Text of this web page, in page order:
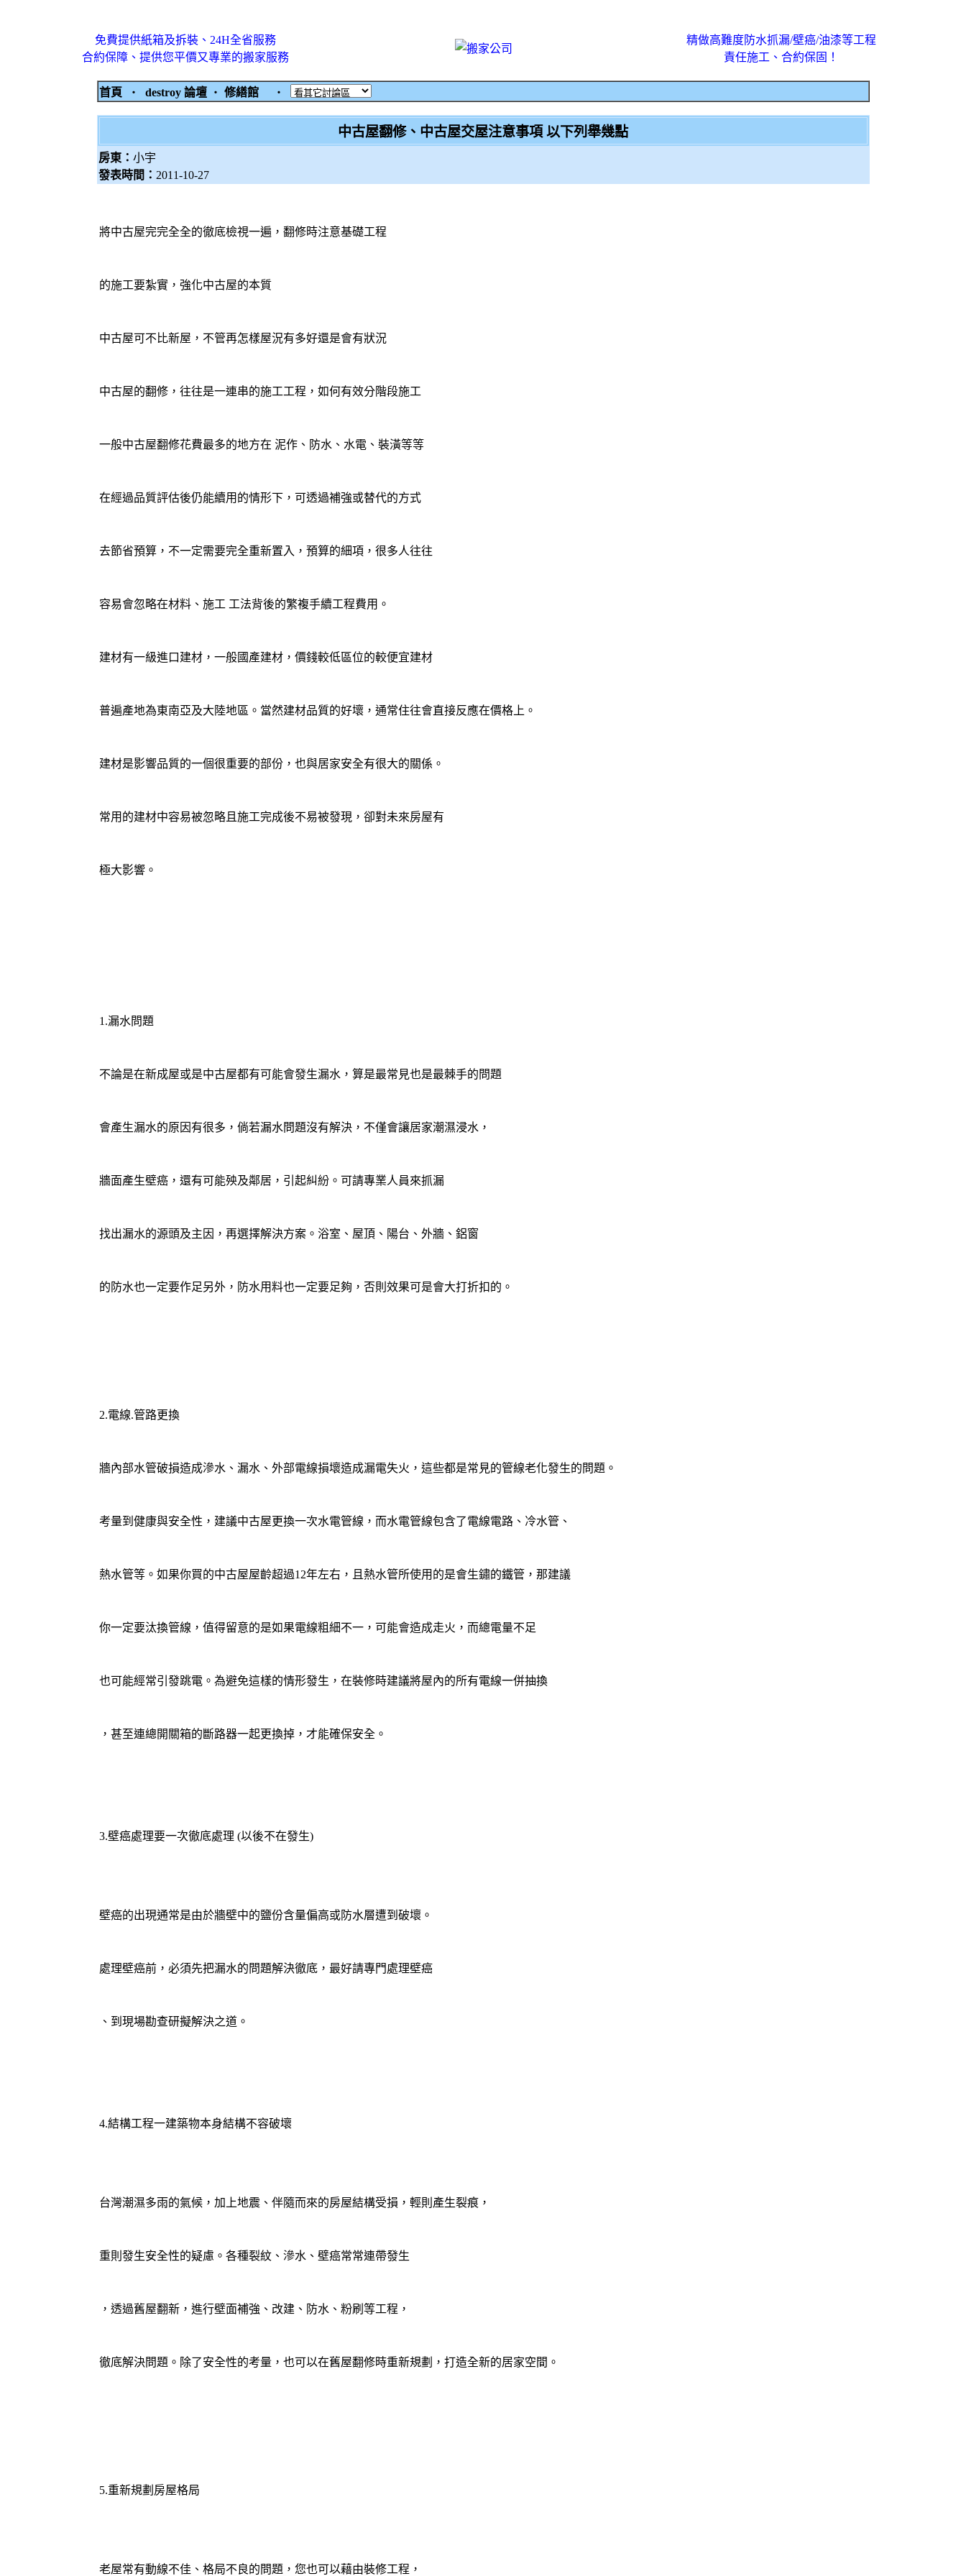
免費提供紙箱及拆裝、24H全省服務
合約保障、提供您平價又專業的搬家服務
精做高難度防水抓漏/壁癌/油漆等工程
責任施工、合約保固！
首頁 ‧ destroy 論壇 ‧ 修繕館 ‧
中古屋翻修、中古屋交屋注意事項 以下列舉幾點
房東： 小宇
發表時間： 2011-10-27
將中古屋完完全全的徹底檢視一遍，翻修時注意基礎工程
的施工要紮實，強化中古屋的本質
中古屋可不比新屋，不管再怎樣屋況有多好還是會有狀況
中古屋的翻修，往往是一連串的施工工程，如何有效分階段施工
一般中古屋翻修花費最多的地方在 泥作、 防水 、水電、 裝潢等等
在經過品質評估後仍能續用的情形下，可透過補強或替代的方式
去節省預算，不一定需要完全重新置入，預算的細項，很多人往往
容易會忽略在材料、施工 工法背後的繁複手續工程費用。
建材有一級進口建材，一般國產建材，價錢較低區位的較便宜建材
普遍產地為東南亞及大陸地區。當然建材品質的好壞，通常住往會直接反應在價格上。
建材是影響品質的一個很重要的部份，也與居家安全有很大的關係。
常用的建材中容易被忽略且施工完成後不易被發現，卻對未來房屋有
極大影響。
1.漏水問題
不論是在新成屋或是中古屋都有可能會發生漏水，算是最常見也是最棘手的問題
會產生漏水的原因有很多，倘若漏水問題沒有解決，不僅會讓居家潮濕浸水，
牆面產生壁癌，還有可能殃及鄰居，引起糾紛。可請專業人員來抓漏
找出漏水的源頭及主因，再選擇解決方案。浴室、屋頂、陽台、外牆、鋁窗
的 防水也一定要作足另外， 防水用料也一定要足夠，否則效果可是會大打折扣的。
2.電線.管路更換
牆內部水管破損造成滲水、漏水、外部電線損壞造成漏電失火，這些都是常見的管線老化發生的問題。
考量到健康與安全性，建議中古屋更換一次水電管線，而水電管線包含了電線電路、冷水管、
熱水管等。如果你買的中古屋屋齡超過12年左右，且熱水管所使用的是會生鏽的鐵管，那建議
你一定要汰換管線，值得留意的是如果電線粗細不一，可能會造成走火，而總電量不足
也可能經常引發跳電。為避免這樣的情形發生，在裝修時建議將屋內的所有電線一併抽換
，甚至連總開關箱的斷路器一起更換掉，才能確保安全。
3.壁癌處理要一次徹底處理 (以後不在發生)
壁癌的出現通常是由於牆壁中的鹽份含量偏高或防水層遭到破壞。
處理壁癌前，必須先把漏水的問題解決徹底，最好請專門處理壁癌
、到現場勘查研擬解決之道。
4.結構工程一建築物本身結構不容破壞
台灣潮濕多雨的氣候，加上地震、伴隨而來的房屋結構受損，輕則產生裂痕，
重則發生安全性的疑慮。各種裂紋、滲水、壁癌常常連帶發生
，透過舊屋翻新，進行壁面補強、改建、 防水 、粉刷等工程，
徹底解決問題。除了安全性的考量，也可以在舊屋翻修時重新規劃，打造全新的居家空間。
5.重新規劃房屋格局
老屋常有動線不佳、格局不良的問題，您也可以藉由裝修工程，